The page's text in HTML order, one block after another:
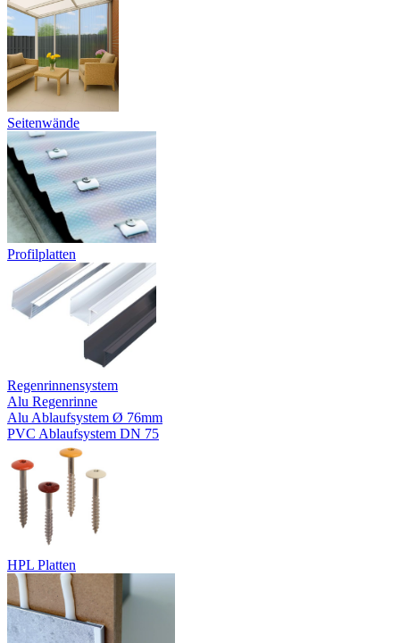
Seitenwände
Profilplatten
Regenrinnensystem
Alu Regenrinne
Alu Ablaufsystem Ø 76mm
PVC Ablaufsystem DN 75
HPL Platten